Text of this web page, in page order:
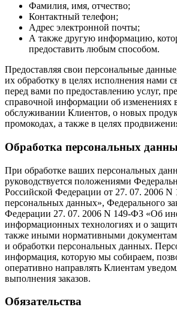
Фамилия, имя, отчество;
Контактный телефон;
Адрес электронной почты;
А также другую информацию,
предоставить любым способом.
Предоставляя свои персональные
их обработку в целях исполнения нами
перед вами по предоставлению услуг,
справочной информации об изменениях
обслуживании Клиентов, о новых
промокодах, а также в целях
Обработка персональных
При обработке ваших персональных
руководствуется положениями
Российской Федерации от 27. 07. 2006
персональных данных», Федерального
Федерации 27. 07. 2006 N 149-ФЗ «Об
информационных технологиях и о
также иными нормативными
и обработки персональных данных.
информация, которую мы собираем,
оперативно направлять Клиентам
выполнения заказов.
Обязательства